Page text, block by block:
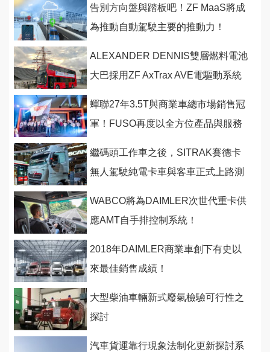
告別方向盤與踏板吧！ZF MaaS將成
為推動自動駕駛主要的推動力！
ALEXANDER DENNIS雙層燃料電池
大巴採用ZF AxTrax AVE電驅動系統
蟬聯27年3.5T與商業車總市場銷售冠
軍！FUSO再度以全方位產品與服務
繼碼頭工作車之後，SITRAK賽德卡
無人駕駛純電卡車與客車正式上路測
WABCO將為DAIMLER次世代重卡供
應AMT自手排控制系統！
2018年DAIMLER商業車創下有史以
來最佳銷售成績！
大型柴油車輛新式廢氣檢驗可行性之
探討
汽車貨運靠行現象法制化更新探討系